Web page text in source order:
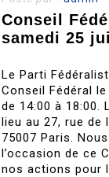
Conseil
samedi 25
Le Parti
Conseil Fédéral
de 14:00 à 18:00.
lieu au 27, rue de
75007 Paris.
l’occasion de ce
nos actions pour